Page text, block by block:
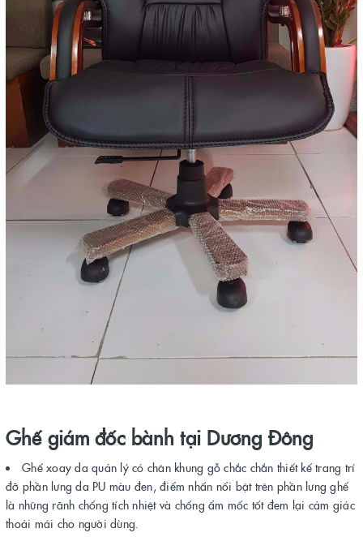
Ghế giám đốc bành tại Dương Đông
Ghế xoay da quản lý có chân khung gỗ chắc chắn thiết kế trang trí
đỡ phần lưng da PU màu đen, điểm nhấn nổi bật trên phần lưng ghế
là những rãnh chống tích nhiệt và chống ẩm mốc tốt đem lại cảm giác
thoải mái cho người dùng.